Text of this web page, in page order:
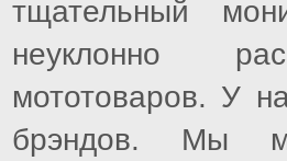
тщательный
неуклонно
мототоваров. У
брэндов. Мы